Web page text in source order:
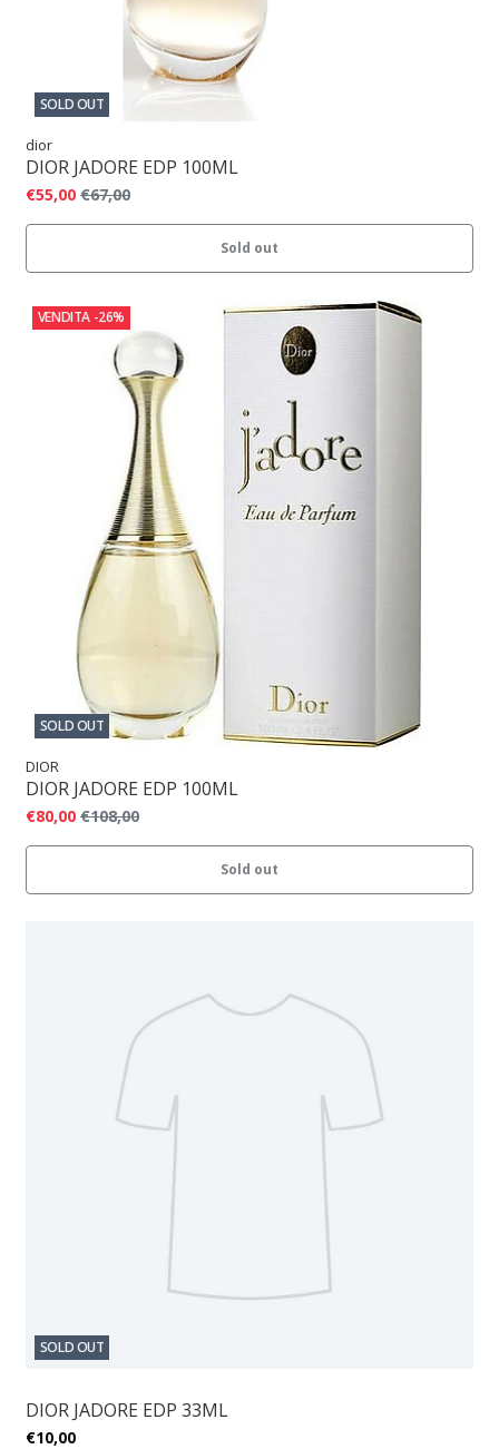
SOLD OUT
dior
DIOR JADORE EDP 100ML
€55,00 €67,00
Sold out
VENDITA -26%
SOLD OUT
DIOR
DIOR JADORE EDP 100ML
€80,00 €108,00
Sold out
SOLD OUT
DIOR JADORE EDP 33ML
€10,00